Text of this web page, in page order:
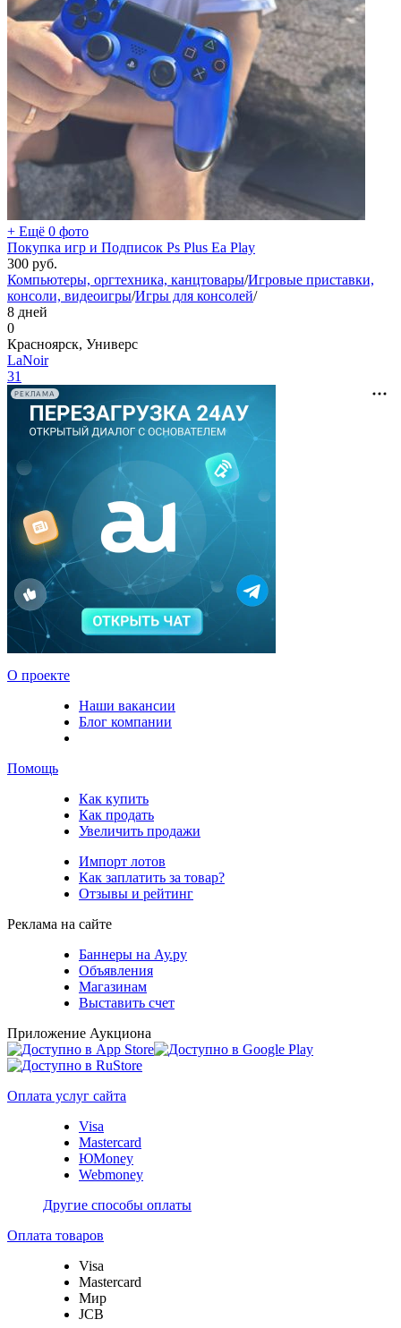
+ Ещё 0 фото
Покупка игр и Подписок Ps Plus Ea Play
300 руб.
Компьютеры, оргтехника, канцтовары/Игровые приставки,
консоли, видеоигры/Игры для консолей/
8 дней
0
Красноярск, Универс
LaNoir
31
РЕКЛАМА
О проекте
Наши вакансии
Блог компании
Помощь
Как купить
Как продать
Увеличить продажи
Импорт лотов
Как заплатить за товар?
Отзывы и рейтинг
Реклама на сайте
Баннеры на Ау.ру
Объявления
Магазинам
Выставить счет
Приложение Аукциона
Оплата услуг сайта
Visa
Mastercard
ЮMoney
Webmoney
Другие способы оплаты
Оплата товаров
Visa
Mastercard
Мир
JCB